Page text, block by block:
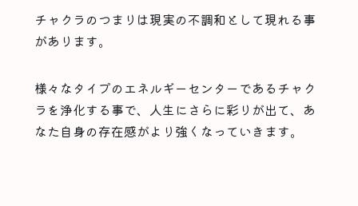
チャクラのつまりは現実の不調和として現れる事
があります。
様々なタイプのエネルギーセンターであるチャク
ラを浄化する事で、人生にさらに彩りが出て、あ
なた自身の存在感がより強くなっていきます。